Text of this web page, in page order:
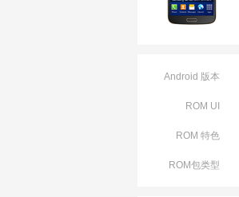
Android 版本
ROM UI
ROM 特色
ROM包类型